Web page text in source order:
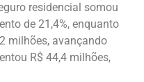
residencial somou
de 21,4%, enquanto
milhões, avançando
R$ 44,4 milhões,